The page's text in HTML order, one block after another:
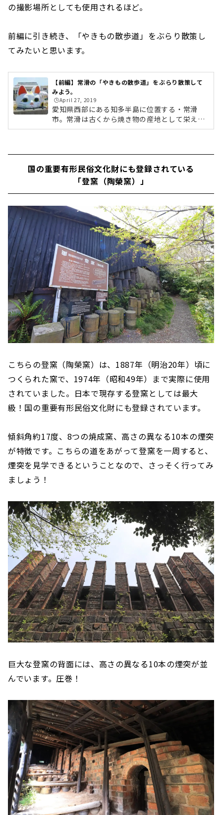
の撮影場所としても使用されるほど。
前編に引き続き、「やきもの散歩道」をぶらり散策し
てみたいと思います。
【前編】常滑の「やきもの散歩道」をぶらり散策して
みよう。
🕒️April 27, 2019
愛知県西部にある知多半島に位置する・常滑
市。常滑は古くから焼き物の産地として栄え、
最も盛んだった昭和初期の風情を随所に残すの
の散歩道」をぶらり散策してみたいと思いま
す。▼後編はこちらから (adsbygoogle = wind
ow.adsbygoogle || ).push({});名鉄河和線「常
滑にやってきました！。「やきもの散歩道」
は、駅から徒歩5分ほどの場所にありま...
国の重要有形民俗文化財にも登録されている
「登窯（陶榮窯）」
こちらの登窯（陶榮窯）は、1887年（明治20年）頃に
つくられた窯で、1974年（昭和49年）まで実際に使用
されていました。日本で現存する登窯としては最大
級！国の重要有形民俗文化財にも登録されています。
傾斜角約17度、8つの焼成窯、高さの異なる10本の煙突
が特徴です。こちらの道をあがって登窯を一周すると、
煙突を見学できるということなので、さっそく行ってみ
ましょう！
巨大な登窯の背面には、高さの異なる10本の煙突が並
んでいます。圧巻！